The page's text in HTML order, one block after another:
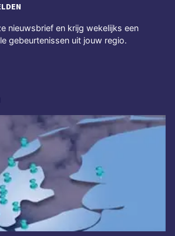
nieuwsbrief en krijg wekelijks een
gebeurtenissen uit jouw regio.